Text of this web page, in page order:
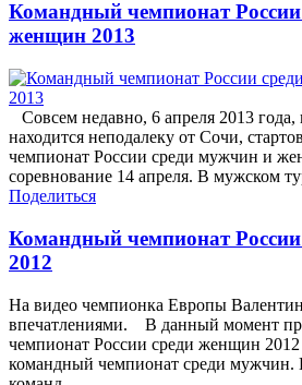
Командный чемпионат
женщин 2013
Совсем недавно, 6 апреля 2013 года,
находится неподалеку от Сочи,
чемпионат России среди мужчин и
соревнование 14 апреля. В мужском
Поделиться
Командный чемпионат
2012
На видео чемпионка Европы
впечатлениями. В данный момент
чемпионат России среди женщин 2012
командный чемпионат среди мужчин.